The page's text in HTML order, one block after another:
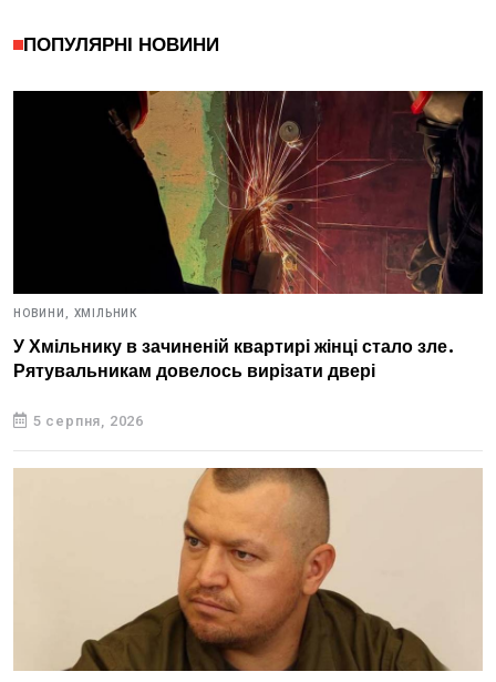
ПОПУЛЯРНІ НОВИНИ
НОВИНИ, ХМІЛЬНИК
У Хмільнику в зачиненій квартирі жінці стало зле.
Рятувальникам довелось вирізати двері
5 серпня, 2026